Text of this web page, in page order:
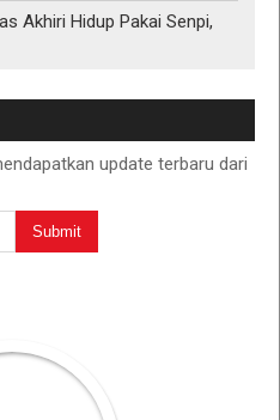
Akhiri Hidup Pakai Senpi,
update terbaru dari